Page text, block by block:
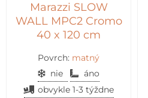
Marazzi SLOW
WALL MPC2 Cromo
40 x 120 cm
Povrch: matný
nie
áno
obvykle 1-3 týždne